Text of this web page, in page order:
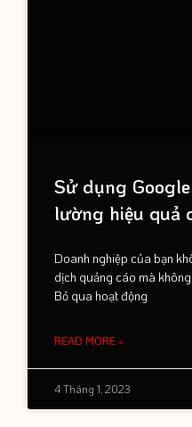
Sử dụng
lường hiệu quả
Doanh nghiệp của bạn
dịch quảng cáo mà
Bỏ qua hoạt động
READ MORE »
4 Tháng 1, 2023